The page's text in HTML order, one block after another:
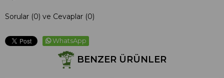
Sorular (0) ve Cevaplar (0)
WhatsApp
BENZER ÜRÜNLER